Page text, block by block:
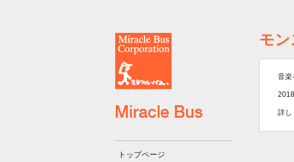
トップページ
モン
音楽
詳し